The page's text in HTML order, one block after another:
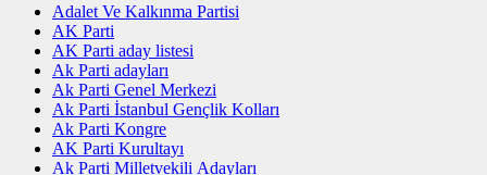
Adalet Ve Kalkınma Partisi
AK Parti
AK Parti aday listesi
Ak Parti adayları
Ak Parti Genel Merkezi
Ak Parti İstanbul Gençlik Kolları
Ak Parti Kongre
AK Parti Kurultayı
Ak Parti Milletvekili Adayları